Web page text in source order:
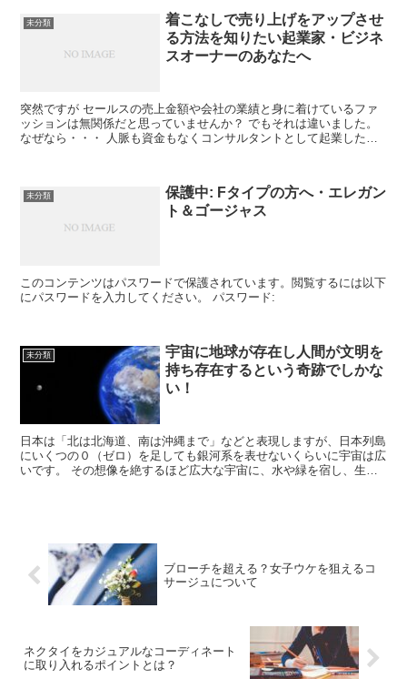
未分類
着こなしで売り上げをアップさせ
る方法を知りたい起業家・ビジネ
スオーナーのあなたへ
突然ですが セールスの売上金額や会社の業績と身に着けているファ
ッションは無関係だと思っていませんか？ でもそれは違いました。
なぜなら・・・ 人脈も資金もなくコンサルタントとして起業したわ
未分類
保護中: Fタイプの方へ・エレガン
ト＆ゴージャス
このコンテンツはパスワードで保護されています。閲覧するには以下
にパスワードを入力してください。 パスワード:
未分類
宇宙に地球が存在し人間が文明を
持ち存在するという奇跡でしかな
い！
日本は「北は北海道、南は沖縄まで」などと表現しますが、日本列島
にいくつの０（ゼロ）を足しても銀河系を表せないくらいに宇宙は広
いです。 その想像を絶するほど広大な宇宙に、水や緑を宿し、生物
ブローチを超える？女子ウケを狙えるコ
サージュについて
ネクタイをカジュアルなコーディネート
に取り入れるポイントとは？